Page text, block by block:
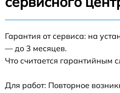
Гарантия от сервиса: на
— до 3 месяцев.
Что считается гарантийным
Для работ: Повторное